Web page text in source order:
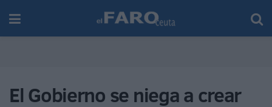
El Gobierno se niega a crear